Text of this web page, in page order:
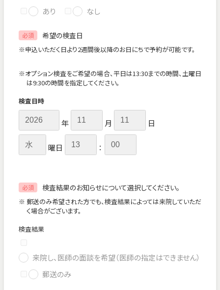
あり なし
必須 希望の検査日
※申込いただく日より2週間後以降のお日にちで予約が可能です。
※オプション検査をご希望の場合、平日は13:30までの時間、土曜日
は9:30の時間を指定してください。
検査日時
年 月 日
曜日 ：
必須 検査結果のお知らせについて選択してください。
※ 郵送のみ希望された方でも、検査結果によっては来院していただ
く場合がございます。
検査結果
来院し、医師の面談を希望（医師の指定はできません）
郵送のみ